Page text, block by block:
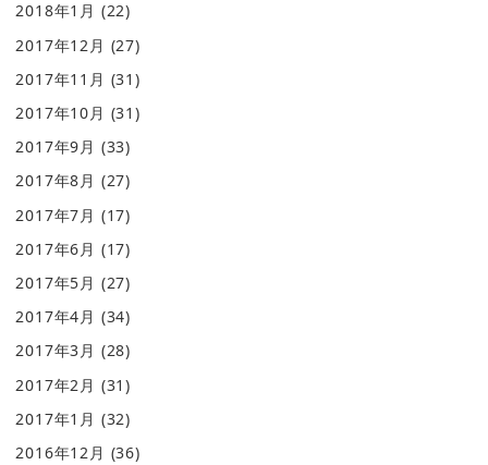
2018年1月 (22)
2017年12月 (27)
2017年11月 (31)
2017年10月 (31)
2017年9月 (33)
2017年8月 (27)
2017年7月 (17)
2017年6月 (17)
2017年5月 (27)
2017年4月 (34)
2017年3月 (28)
2017年2月 (31)
2017年1月 (32)
2016年12月 (36)